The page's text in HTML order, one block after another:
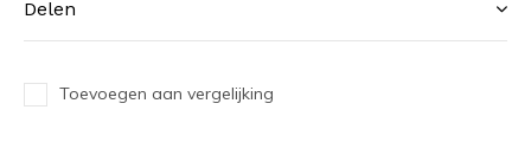
Delen
Toevoegen aan vergelijking